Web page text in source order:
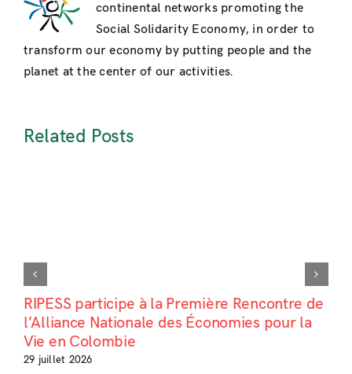
continental networks promoting the
Social Solidarity Economy, in order to
transform our economy by putting people and the
planet at the center of our activities.
Related Posts
RIPESS participe à la Première Rencontre de
l’Alliance Nationale des Économies pour la
Vie en Colombie
29 juillet 2026